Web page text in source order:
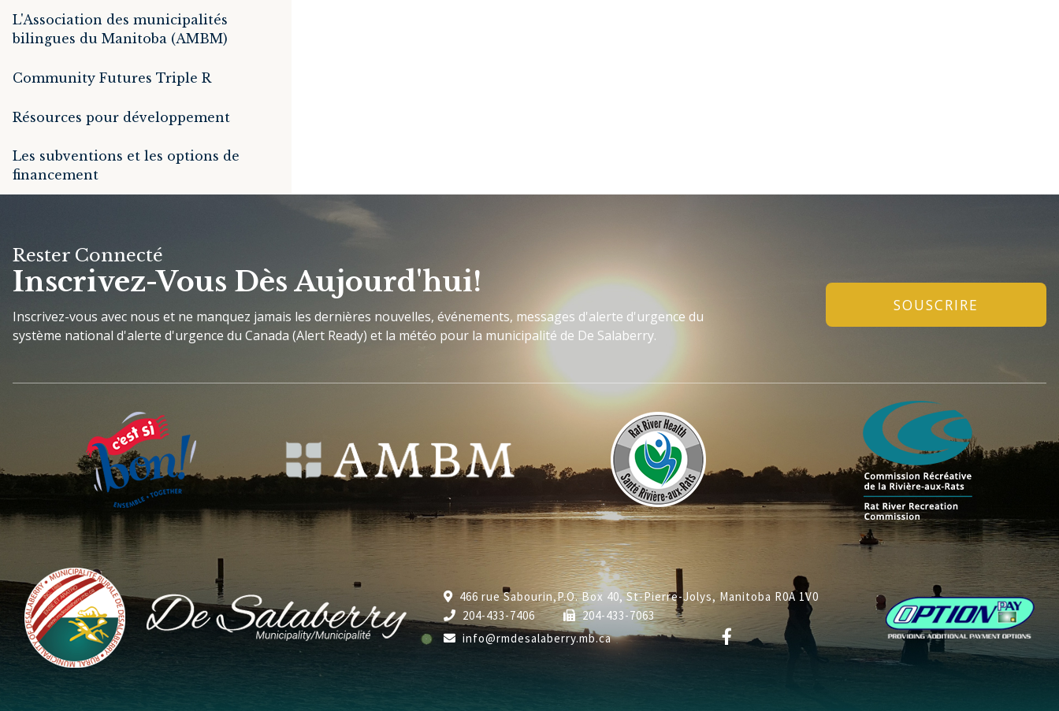
L'Association des municipalités
bilingues du Manitoba (AMBM)
Community Futures Triple R
Résources pour développement
Les subventions et les options de
financement
Rester Connecté
Inscrivez-Vous Dès Aujourd'hui!
Inscrivez-vous avec nous et ne manquez jamais les dernières nouvelles, événements, messages d'alerte d'urgence du
système national d'alerte d'urgence du Canada (Alert Ready) et la météo pour la municipalité de De Salaberry.
SOUSCRIRE
466 rue Sabourin,P.O. Box 40, St-Pierre-Jolys, Manitoba R0A 1V0
204-433-7406
204-433-7063
info@rmdesalaberry.mb.ca